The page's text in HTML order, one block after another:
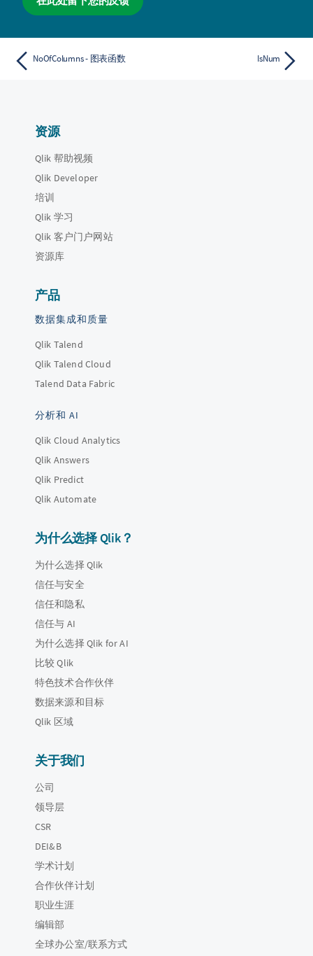
NoOfColumns - 图表函数 IsNum
资源
Qlik 帮助视频
Qlik Developer
培训
Qlik 学习
Qlik 客户门户网站
资源库
产品
数据集成和质量
Qlik Talend
Qlik Talend Cloud
Talend Data Fabric
分析和 AI
Qlik Cloud Analytics
Qlik Answers
Qlik Predict
Qlik Automate
为什么选择 Qlik？
为什么选择 Qlik
信任与安全
信任和隐私
信任与 AI
为什么选择 Qlik for AI
比较 Qlik
特色技术合作伙伴
数据来源和目标
Qlik 区域
关于我们
公司
领导层
CSR
DEI&B
学术计划
合作伙伴计划
职业生涯
编辑部
全球办公室/联系方式